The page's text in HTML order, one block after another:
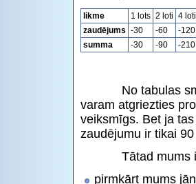
likme 1 lots 2 loti 4 loti
zaudējums -30 -60
-120
summa
-30 -90 -210
No tabulas
varam atgriezties
veiksmīgs. Bet ja
zaudējumu ir tikai
Tātad mums ir
pirmkārt mums